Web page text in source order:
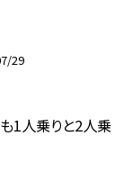
29
1人乗りと2人乗